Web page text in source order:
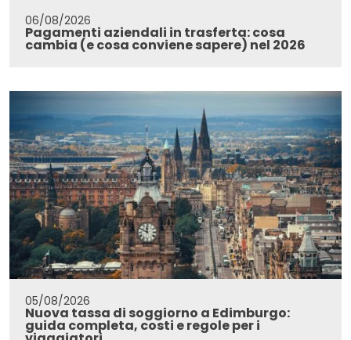
06/08/2026
Pagamenti aziendali in trasferta: cosa
cambia (e cosa conviene sapere) nel 2026
05/08/2026
Nuova tassa di soggiorno a Edimburgo:
guida completa, costi e regole per i